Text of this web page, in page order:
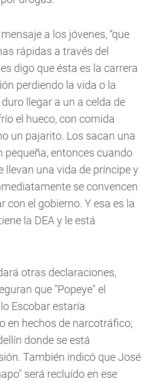
a los jóvenes, “que
rápidas a través del
digo que ésta es la carrera
perdiendo la vida o la
llegar a un a celda de
el hueco, con comida
un pajarito. Los sacan una
pequeña, entonces cuando
llevan una vida de príncipe y
se convencen
con el gobierno. Y esa es la
la DEA y le está
otras declaraciones,
que "Popeye" el
Escobar estaría
en hechos de narcotráfico;
donde se está
También indicó que José
será recluído en ese